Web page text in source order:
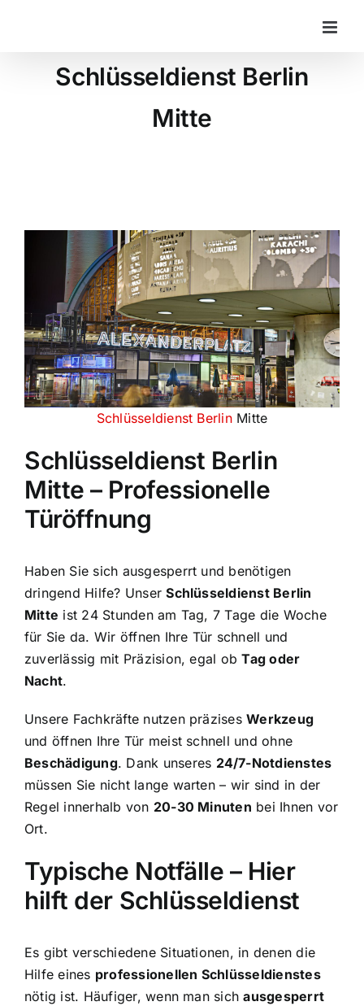
Schlüsseldienst Berlin
Mitte
Schlüsseldienst BerlinMitte
Schlüsseldienst Berlin
Mitte – Professionelle
Türöffnung
Haben Sie sich ausgesperrt und benötigen
dringend Hilfe? UnserSchlüsseldienst Berlin
Mitte ist 24 Stunden am Tag, 7 Tage die Woche
für Sie da. Wir öffnen Ihre Tür schnell und
zuverlässig mit Präzision, egal obTag oder
Nacht.
Unsere Fachkräfte nutzen präzisesWerkzeug
und öffnen Ihre Tür meist schnell und ohne
Beschädigung. Dank unseres 24/7-Notdienstes
müssen Sie nicht lange warten – wir sind in der
Regel innerhalb von 20-30 Minuten bei Ihnen vor
Ort.
Typische Notfälle – Hier
hilft der Schlüsseldienst
Es gibt verschiedene Situationen, in denen die
Hilfe eines professionellen Schlüsseldienstes
nötig ist. Häufiger, wenn man sichausgesperrt